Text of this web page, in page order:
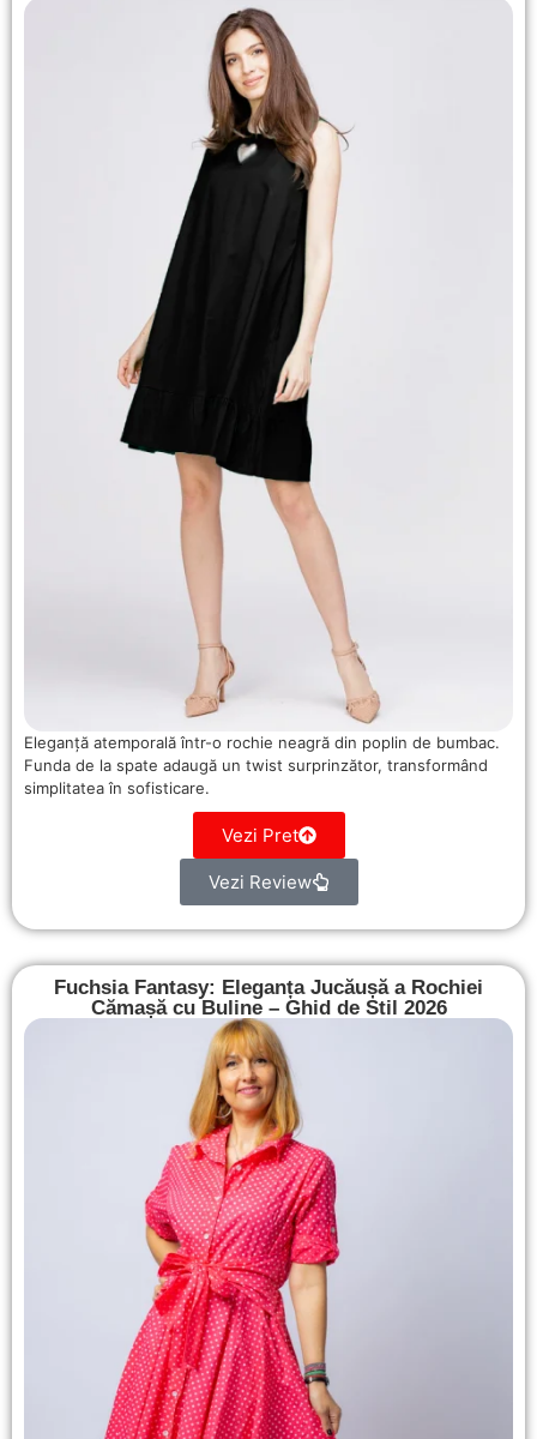
Eleganță atemporală într-o rochie neagră din poplin de bumbac.
Funda de la spate adaugă un twist surprinzător, transformând
simplitatea în sofisticare.
Vezi Pret
Vezi Review
Fuchsia Fantasy: Eleganța Jucăușă a Rochiei
Cămașă cu Buline – Ghid de Stil 2026